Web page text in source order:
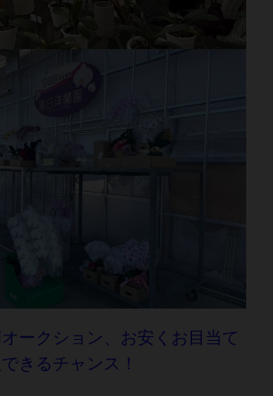
ークション、お安くお目当て
きるチャンス！